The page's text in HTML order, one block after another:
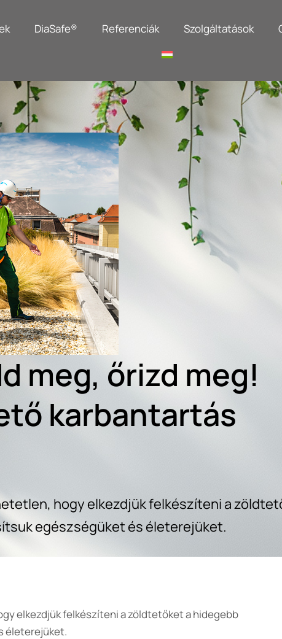
DiaSafe® Referenciák Szolgáltatások
meg, őrizd meg!
karbantartás
hogy elkezdjük felkészíteni a
egészségüket és életerejüket.
elkezdjük felkészíteni a zöldtetőket a hidegebb
életerejüket.